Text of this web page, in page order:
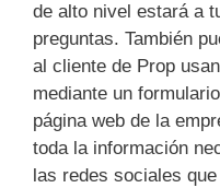
de alto nivel estará a
preguntas. También
al cliente de Prop
mediante un
página web de la
toda la información
las redes sociales